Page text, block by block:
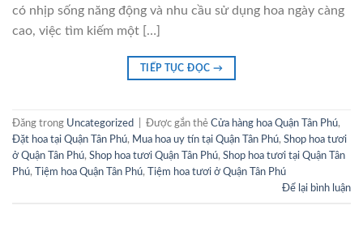
có nhịp sống năng động và nhu cầu sử dụng hoa ngày càng
cao, việc tìm kiếm một […]
TIẾP TỤC ĐỌC →
Đăng trong Uncategorized Được gắn thẻ Cửa hàng hoa Quận Tân Phú,
Đặt hoa tại Quận Tân Phú, Mua hoa uy tín tại Quận Tân Phú, Shop hoa tươi
ở Quận Tân Phú, Shop hoa tươi Quận Tân Phú, Shop hoa tươi tại Quận Tân
Phú, Tiệm hoa Quận Tân Phú,
Tiệm hoa tươi ở Quận Tân Phú
Để lại bình luận